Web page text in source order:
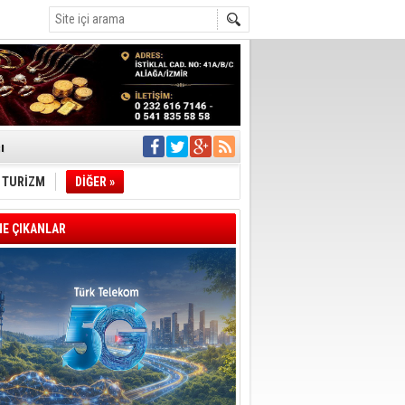
İletti
müdahale
Geçti
TURİZM DİĞER »
ÇIKANLAR